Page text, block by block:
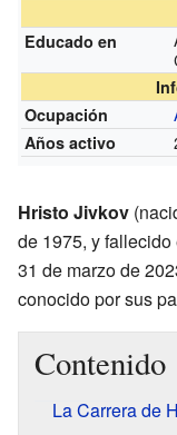
Educado en
Ocupación
Años activo
Hristo Jivkov
de 1975, y fallecido
31 de marzo de
conocido por sus
Contenido
La Carrera de